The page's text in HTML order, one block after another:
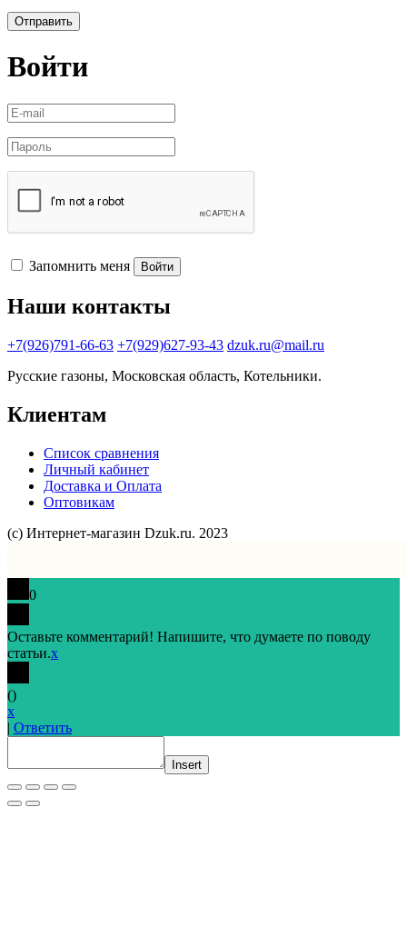
Отправить
Войти
Запомнить меня Войти
Наши контакты
+7(926)791-66-63 +7(929)627-93-43 dzuk.ru@mail.ru
Русские газоны, Московская область, Котельники.
Клиентам
Список сравнения
Личный кабинет
Доставка и Оплата
Оптовикам
(с) Интернет-магазин Dzuk.ru. 2023
0
Оставьте комментарий! Напишите, что думаете по поводу
статьи.x
()
x
| Ответить
Insert